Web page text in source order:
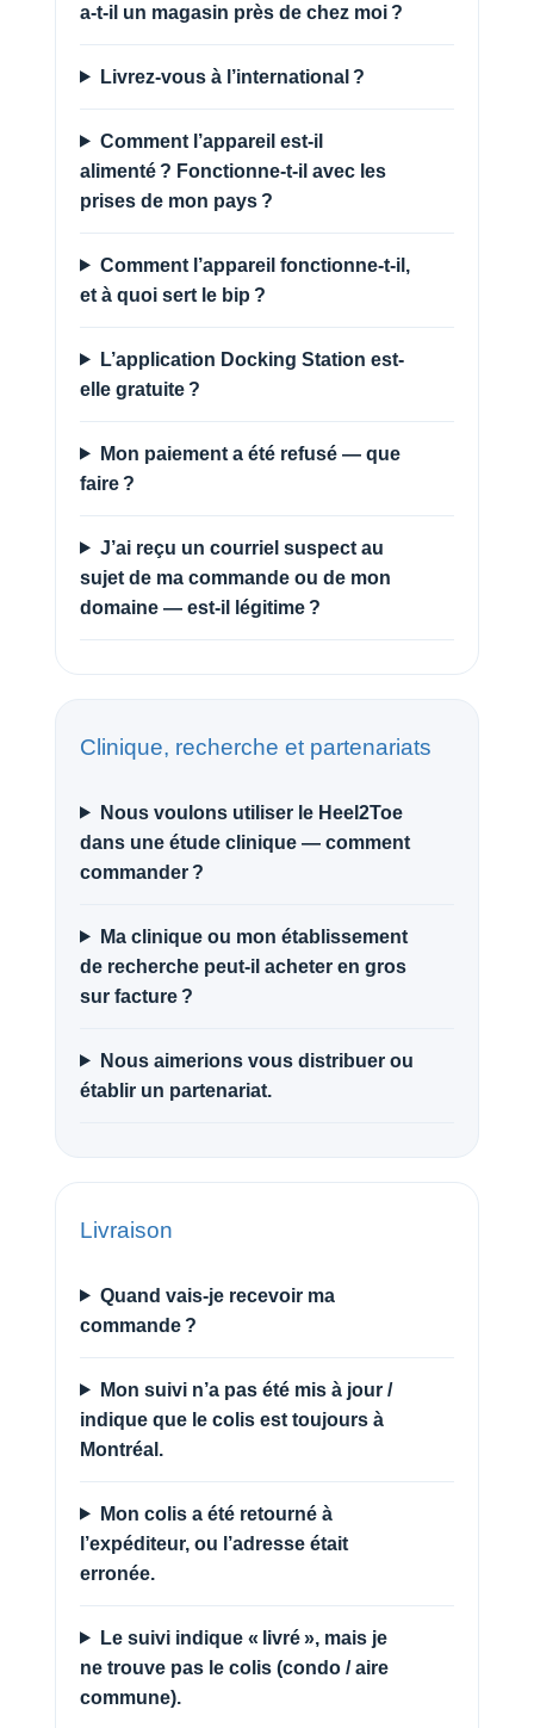
a-t-il un magasin près de chez moi ?
Livrez-vous à l’international ?
Comment l’appareil est-il
alimenté ? Fonctionne-t-il avec les
prises de mon pays ?
Comment l’appareil fonctionne-t-il,
et à quoi sert le bip ?
L’application Docking Station est-
elle gratuite ?
Mon paiement a été refusé — que
faire ?
J’ai reçu un courriel suspect au
sujet de ma commande ou de mon
domaine — est-il légitime ?
Clinique, recherche et partenariats
Nous voulons utiliser le Heel2Toe
dans une étude clinique — comment
commander ?
Ma clinique ou mon établissement
de recherche peut-il acheter en gros
sur facture ?
Nous aimerions vous distribuer ou
établir un partenariat.
Livraison
Quand vais-je recevoir ma
commande ?
Mon suivi n’a pas été mis à jour /
indique que le colis est toujours à
Montréal.
Mon colis a été retourné à
l’expéditeur, ou l’adresse était
erronée.
Le suivi indique « livré », mais je
ne trouve pas le colis (condo / aire
commune).